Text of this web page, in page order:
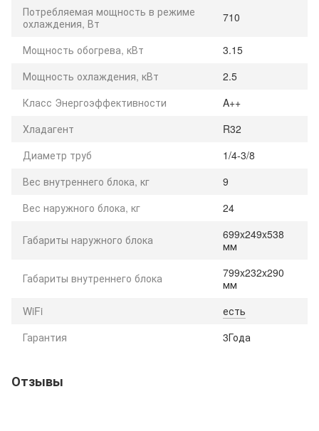
Потребляемая мощность в режиме
охлаждения, Вт
710
Мощность обогрева, кВт
3.15
Мощность охлаждения, кВт
2.5
Класс Энергоэффективности
A++
Хладагент
R32
Диаметр труб
1/4-3/8
Вес внутреннего блока, кг
9
Вес наружного блока, кг
24
Габариты наружного блока
699x249x538
мм
Габариты внутреннего блока
799x232x290
мм
WiFi
есть
Гарантия
3Года
Отзывы